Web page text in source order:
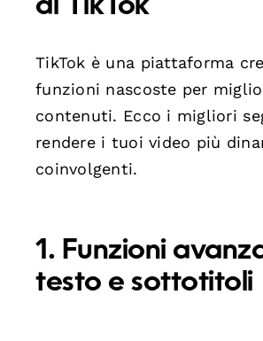
di TikTok
TikTok è una piattaforma
funzioni nascoste per
contenuti. Ecco i migliori
rendere i tuoi video più
coinvolgenti.
1. Funzioni
testo e sottotitoli